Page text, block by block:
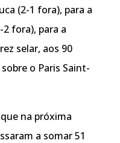
(2-1 fora), para a
fora), para a
selar, aos 90
o Paris Saint-
que na próxima
a somar 51